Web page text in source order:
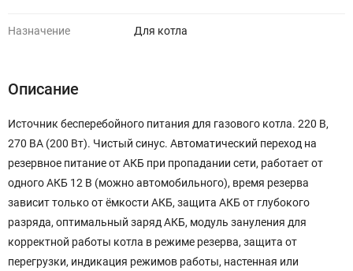
Назначение Для котла
Описание
Источник бесперебойного питания для газового котла. 220 В,
270 ВА (200 Вт). Чистый синус. Автоматический переход на
резервное питание от АКБ при пропадании сети, работает от
одного АКБ 12 В (можно автомобильного), время резерва
зависит только от ёмкости АКБ, защита АКБ от глубокого
разряда, оптимальный заряд АКБ, модуль зануления для
корректной работы котла в режиме резерва, защита от
перегрузки, индикация режимов работы, настенная или